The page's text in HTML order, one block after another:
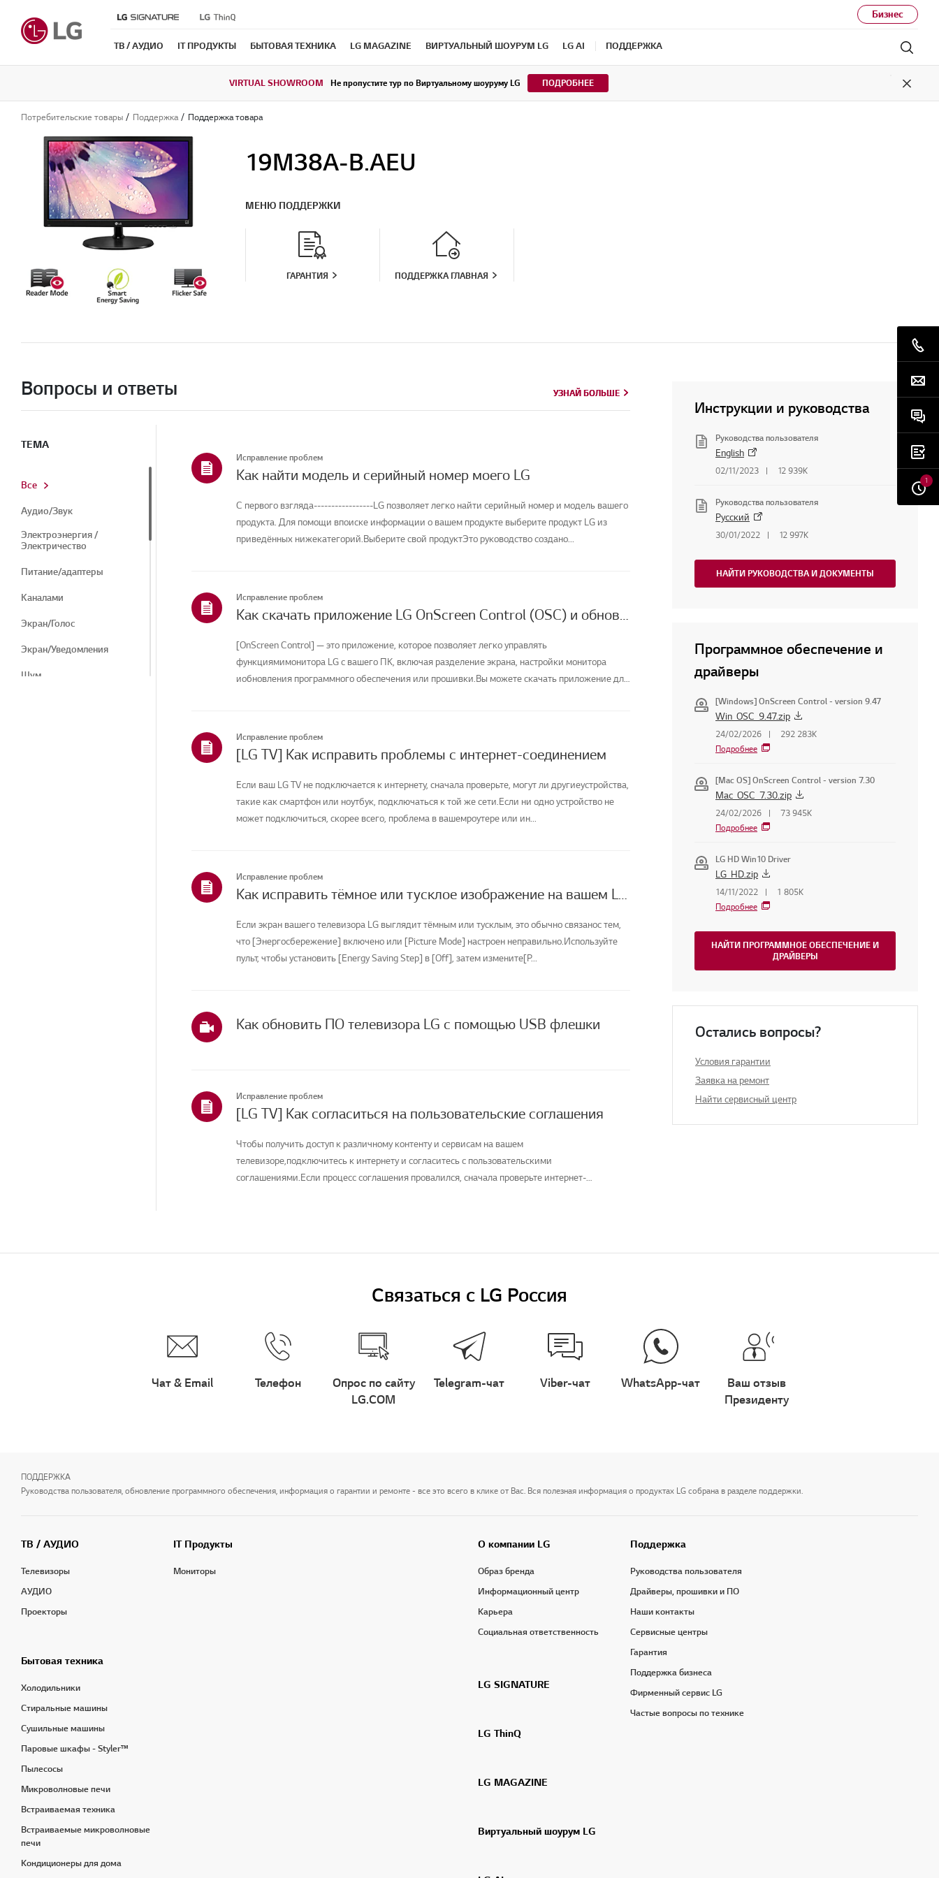
Бизнес
ТВ / АУДИО IT ПРОДУКТЫ БЫТОВАЯ ТЕХНИКА LG MAGAZINE ВИРТУАЛЬНЫЙ ШОУРУМ LG LG AI ПОДДЕРЖКА
VIRTUAL SHOWROOM Не пропустите тур по Виртуальному шоуруму LG ПОДРОБНЕЕ
Close
Потребительские товары Поддержка Поддержка товара
19M38A-B.AEU
МЕНЮ ПОДДЕРЖКИ
ГАРАНТИЯ ПОДДЕРЖКА ГЛАВНАЯ
Вопросы и ответы УЗНАЙ БОЛЬШЕ
ТЕМА
Все
Аудио/Звук
Электроэнергия /
Электричество
Питание/адаптеры
Каналами
Экран/Голос
Экран/Уведомления
Шум
Исправление проблем
Как найти модель и серийный номер моего LG
С первого взгляда-----------------LG позволяет легко найти серийный номер и модель вашего
продукта. Для помощи впоиске информации о вашем продукте выберите продукт LG из
приведённых нижекатегорий.Выберите свой продуктЭто руководство создано...
Исправление проблем
Как скачать приложение LG OnScreen Control (OSC) и обновить программное обеспечение или прошивку мониторов
[OnScreen Control] — это приложение, которое позволяет легко управлять
функциямимонитора LG с вашего ПК, включая разделение экрана, настройки монитора
иобновления программного обеспечения или прошивки.Вы можете скачать приложение для
Исправление проблем
[LG TV] Как исправить проблемы с интернет-соединением
Если ваш LG TV не подключается к интернету, сначала проверьте, могут ли другиеустройства,
такие как смартфон или ноутбук, подключаться к той же сети.Если ни одно устройство не
может подключиться, скорее всего, проблема в вашемроутере или ин...
Исправление проблем
Как исправить тёмное или тусклое изображение на вашем LG телевизоре
Если экран вашего телевизора LG выглядит тёмным или тусклым, это обычно связанос тем,
что [Энергосбережение] включено или [Picture Mode] настроен неправильно.Используйте
пульт, чтобы установить [Energy Saving Step] в [Off], затем измените[P...
Как обновить ПО телевизора LG с помощью USB флешки
Исправление проблем
[LG TV] Как согласиться на пользовательские соглашения
Чтобы получить доступ к различному контенту и сервисам на вашем
телевизоре,подключитесь к интернету и согласитесь с пользовательскими
соглашениями.Если процесс соглашения провалился, сначала проверьте интернет-
УЗНАЙ БОЛЬШЕ
Инструкции и руководства
Руководства пользователя
English
02/11/2023 12 939K
Руководства пользователя
Русский
30/01/2022 12 997K
НАЙТИ РУКОВОДСТВА И ДОКУМЕНТЫ
Программное обеспечение и
драйверы
[Windows] OnScreen Control - version 9.47
Win_OSC_9.47.zip
24/02/2026
292 283K
Подробнее
[Mac OS] OnScreen Control - version 7.30
Mac_OSC_7.30.zip
24/02/2026
73 945K
Подробнее
LG HD Win10 Driver
LG_HD.zip
14/11/2022
1 805K
Подробнее
НАЙТИ ПРОГРАММНОЕ ОБЕСПЕЧЕНИЕ И
ДРАЙВЕРЫ
Остались вопросы?
Условия гарантии
Заявка на ремонт
Найти сервисный центр
Связаться с LG Россия
Чат & Email Телефон
Опрос по сайту
LG.COM
Telegram-чат Viber-чат WhatsApp-чат
Ваш отзыв
Президенту
1
ПОДДЕРЖКА
Руководства пользователя, обновление программного обеспечения, информация о гарантии и ремонте - все это всего в клике от Вас. Вся полезная информация о продуктах LG собрана в разделе поддержки.
ТВ / АУДИО
Телевизоры
АУДИО
Проекторы
IT Продукты
Мониторы
Бытовая техника
Холодильники
Стиральные машины
Сушильные машины
Паровые шкафы - Styler™
Пылесосы
Микроволновые печи
Встраиваемая техника
Встраиваемые микроволновые
печи
Кондиционеры для дома
О компании LG
Образ бренда
Информационный центр
Карьера
Социальная ответственность
LG SIGNATURE
LG ThinQ
LG MAGAZINE
Виртуальный шоурум LG
Поддержка
Руководства пользователя
Драйверы, прошивки и ПО
Наши контакты
Сервисные центры
Гарантия
Поддержка бизнеса
Фирменный сервис LG
Частые вопросы по технике